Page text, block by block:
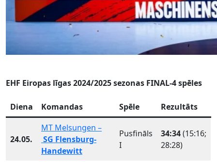
EHF Eiropas līgas 2024/2025 sezonas FINAL-4 spēles
Diena Komandas Spēle Rezultāts
24.05.
MT Melsungen –
SG Flensburg-
Handewitt
Pusfināls
I
34:34(15:16;
28:28)